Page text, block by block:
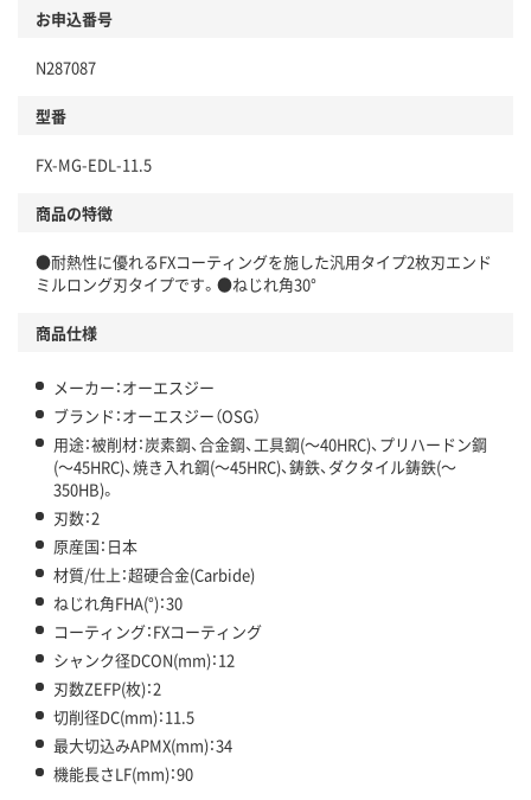
お申込番号
N287087
型番
FX-MG-EDL-11.5
商品の特徴
●耐熱性に優れるFXコーティングを施した汎用タイプ2枚刃エンド
ミルロング刃タイプです。●ねじれ角30°
商品仕様
メーカー：オーエスジー
ブランド：オーエスジー（OSG）
用途：被削材：炭素鋼、合金鋼、工具鋼(～40HRC)、プリハードン鋼
(～45HRC)、焼き入れ鋼(～45HRC)、鋳鉄、ダクタイル鋳鉄(～
350HB)。
刃数：2
原産国：日本
材質/仕上：超硬合金(Carbide)
ねじれ角FHA(°)：30
コーティング：FXコーティング
シャンク径DCON(mm)：12
刃数ZEFP(枚)：2
切削径DC(mm)：11.5
最大切込みAPMX(mm)：34
機能長さLF(mm)：90